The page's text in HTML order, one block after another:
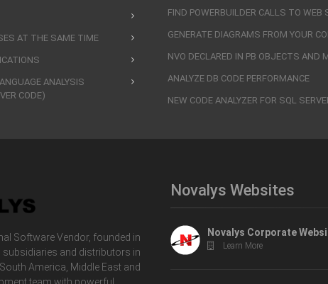
AT THE SAME TIME
ANALYSIS
CODE)
FIND POWERBUILDER CALLS TO WEB
GENERATE DIAGRAMS FROM YOUR
NVO DECLARED IN PB OBJECTS AND
ANALYZE DB CODE PERFORMANCE
NEW CODE ANALYZER FOR SQL
Software Vendor, founded in
subsidiaries and distributors in
America, Middle East and
Novalys Websites
Novalys Corporate
Learn More